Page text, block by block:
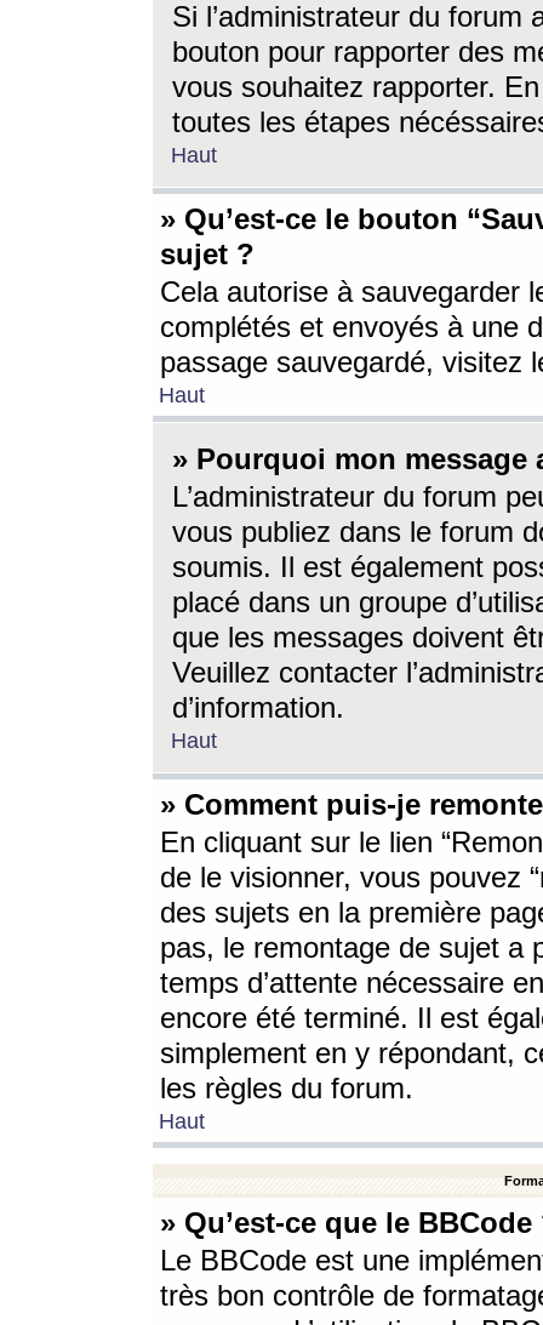
Si l’administrateur du forum
bouton pour rapporter des
vous souhaitez rapporter.
toutes les étapes
Haut
» Qu’est-ce le bouton
sujet ?
Cela autorise à sauvegarder
complétés et envoyés à une
passage sauvegardé, visitez
Haut
» Pourquoi mon message
L’administrateur du forum
vous publiez dans le forum
soumis. Il est également
placé dans un groupe
que les messages doivent
Veuillez contacter
d’information.
Haut
» Comment puis-je
En cliquant sur le lien
de le visionner, vous pouvez
des sujets en la première
pas, le remontage de sujet a
temps d’attente nécessaire
encore été terminé. Il est
simplement en y répondant,
les règles du forum.
Haut
» Qu’est-ce que le BBCode
Le BBCode est une
très bon contrôle de